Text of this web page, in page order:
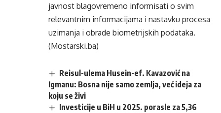
javnost blagovremeno informisati o svim
relevantnim informacijama i nastavku procesa
uzimanja i obrade biometrijskih podataka.
(Mostarski.ba)
Reisul-ulema Husein-ef. Kavazović na
Igmanu: Bosna nije samo zemlja, već ideja za
koju se živi
Investicije u BiH u 2025. porasle za 5,36